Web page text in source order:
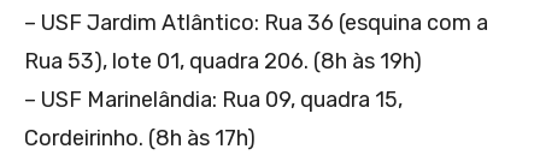
– USF Jardim Atlântico: Rua 36 (esquina com a
Rua 53), lote 01, quadra 206. (8h às 19h)
– USF Marinelândia: Rua 09, quadra 15,
Cordeirinho. (8h às 17h)